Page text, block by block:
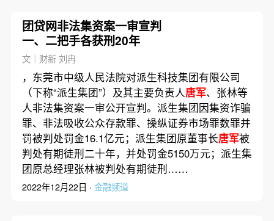
团贷网非法集资案一审宣判
一、二把手各获刑20年
文｜财新 刘冉
，东莞市中级人民法院对派生科技集团有限公司
（下称“派生集团”）及其主要负责人唐军、张林等
人非法集资案一审公开宣判。派生集团因集资诈骗
罪、非法吸收公众存款罪、操纵证券市场罪数罪并
罚被判处罚金16.1亿元；派生集团原董事长唐军被
判处有期徒刑二十年，并处罚金5150万元；派生集
团原总经理张林被判处有期徒刑……
2022年12月22日 · 金融频道